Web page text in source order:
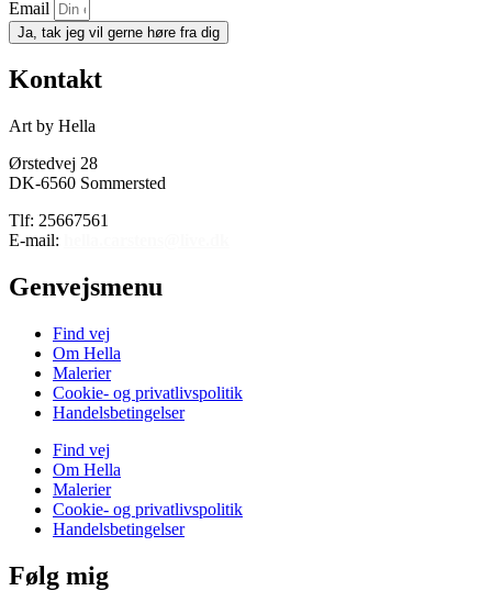
Email
Ja, tak jeg vil gerne høre fra dig
Kontakt
Art by Hella
Ørstedvej 28
DK-6560 Sommersted
Tlf: 25667561
E-mail:
Genvejsmenu
Find vej
Om Hella
Malerier
Cookie- og privatlivspolitik
Handelsbetingelser
Find vej
Om Hella
Malerier
Cookie- og privatlivspolitik
Handelsbetingelser
Følg mig